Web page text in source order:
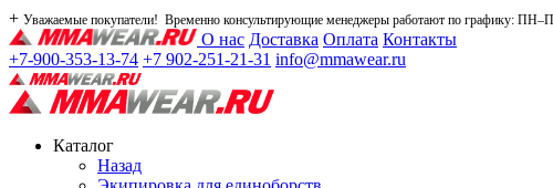
+ Уважаемые покупатели! Временно консультирующие менеджеры работают по графику:
О нас Доставка Оплата Контакты
+7-900-353-13-74 +7 902-251-21-31 info@mmawear.ru
Каталог
Назад